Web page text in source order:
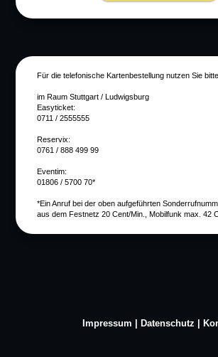
Für die telefonische Kartenbestellung nutzen Sie bitte
im Raum Stuttgart / Ludwigsburg
Easyticket:
0711 / 2555555
Reservix:
0761 / 888 499 99
Eventim:
01806 / 5700 70*
*Ein Anruf bei der oben aufgeführten
aus dem Festnetz 20 Cent/Min., Mobilfunk max. 42
Impressum Datenschutz